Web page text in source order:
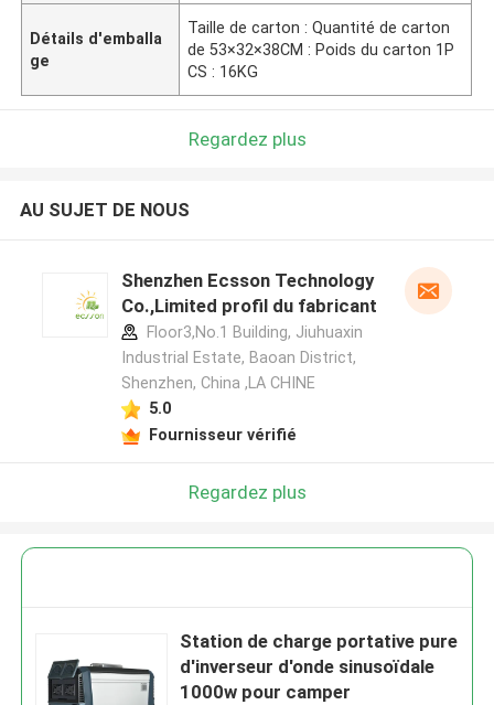
Détails d'emballa
ge
Taille de carton : Quantité de carton
de 53×32×38CM : Poids du carton 1P
CS : 16KG
Regardez plus
AU SUJET DE NOUS
Shenzhen Ecsson Technology
Co.,Limited profil du fabricant
Floor3,No.1 Building, Jiuhuaxin
Industrial Estate, Baoan District,
Shenzhen, China ,LA CHINE
5.0
Fournisseur vérifié
Regardez plus
Station de charge portative pure
d'inverseur d'onde sinusoïdale
1000w pour camper